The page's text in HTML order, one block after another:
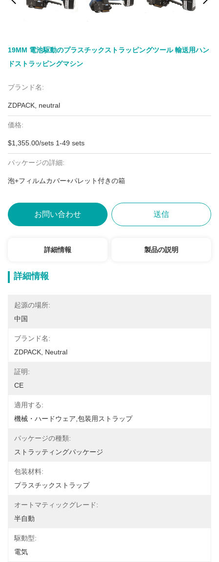
19MM 電池駆動のプラスチックストラッピングツール 輸送用ハン
ドストラッピングマシン
ブランド名:
ZDPACK, neutral
価格:
$1,355.00/sets 1-49 sets
パッケージの詳細:
泡+フィルムカバー+パレット付きの箱
お問い合わせ 送信
詳細情報 製品の説明
詳細情報
起源の場所:
中国
ブランド名:
ZDPACK, Neutral
証明:
CE
適用する:
機械・ハードウェア,包装用ストラップ
パッケージの種類:
ストラッティングパッケージ
包装材料:
プラスチックストラップ
オートマティックグレード:
半自動
駆動型:
電気